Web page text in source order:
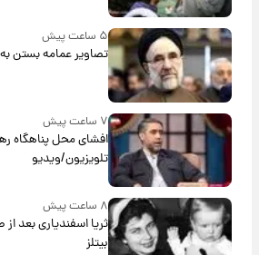
۵ ساعت پیش
تصاویر عمامه بستن
۷ ساعت پیش
افشای محل پناهگاه‌
تلویزیون/ویدیو
۸ ساعت پیش
ثریا اسفندیاری بعد از
بیتلز